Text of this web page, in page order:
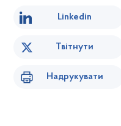
Linkedin
Твітнути
Надрукувати